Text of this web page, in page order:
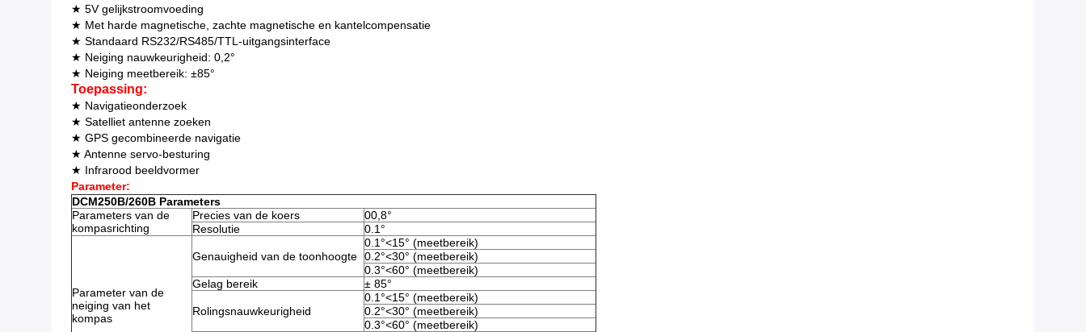
★ 5V gelijkstroomvoeding
★ Met harde magnetische, zachte magnetische en kantelcompensatie
★ Standaard RS232/RS485/TTL-uitgangsinterface
★ Neiging nauwkeurigheid: 0,2°
★ Neiging meetbereik: ±85°
Toepassing:
★ Navigatieonderzoek
★ Satelliet antenne zoeken
★ GPS gecombineerde navigatie
★ Antenne servo-besturing
★ Infrarood beeldvormer
Parameter:
DCM250B/260B Parameters
Parameters van de
kompasrichting
Precies van de koers
00,8°
Resolutie
0.1°
Parameter van de
neiging van het
kompas
Genauigheid van de toonhoogte
0.1°<15° (meetbereik)
0.2°<30° (meetbereik)
0.3°<60° (meetbereik)
Gelag bereik
± 85°
Rolingsnauwkeurigheid
0.1°<15° (meetbereik)
0.2°<30° (meetbereik)
0.3°<60° (meetbereik)